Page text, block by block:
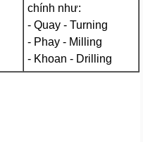
chính như:
- Quay - Turning
- Phay - Milling
- Khoan - Drilling